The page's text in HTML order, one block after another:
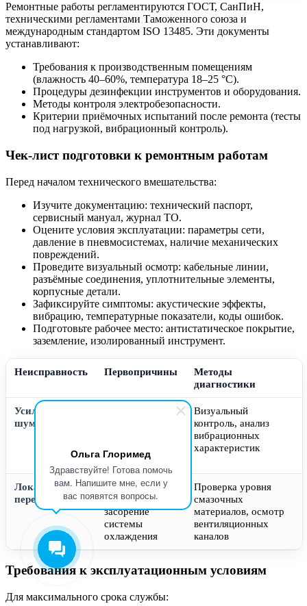
Ольга Глоримед
Здравствуйте! Готова помочь
вам. Напишите мне, если у
вас появятся вопросы.
Ремонтные работы регламентируются ГОСТ, СанПиН,
техническими регламентами Таможенного союза и
международным стандартом ISO 13485. Эти документы
устанавливают:
Требования к производственным помещениям
(влажность 40–60%, температура 18–25 °C).
Процедуры дезинфекции инструментов и оборудования.
Методы контроля электробезопасности.
Критерии приёмочных испытаний после ремонта (тесты
под нагрузкой, вибрационный контроль).
Чек-лист подготовки к ремонтным работам
Перед началом технического вмешательства:
Изучите документацию: технический паспорт,
сервисный мануал, журнал ТО.
Оцените условия эксплуатации: параметры сети,
давление в пневмосистемах, наличие механических
повреждений.
Проведите визуальный осмотр: кабельные линии,
разъёмные соединения, уплотнительные элементы,
корпусные детали.
Зафиксируйте симптомы: акустические эффекты,
вибрацию, температурные показатели, коды ошибок.
Подготовьте рабочее место: антистатическое покрытие,
заземление, изолированный инструмент.
Неисправность Первопричины
Методы
диагностики
Усиленный
шум
ротора
Визуальный
контроль, анализ
вибрационных
характеристик
Локальный
перегрев
Недостаточная
смазка,
засорение
системы
охлаждения
Проверка уровня
смазочных
материалов, осмотр
вентиляционных
каналов
Требования к эксплуатационным условиям
Для максимального срока службы: